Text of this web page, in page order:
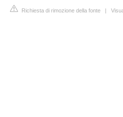
Richiesta di rimozione della fonte |